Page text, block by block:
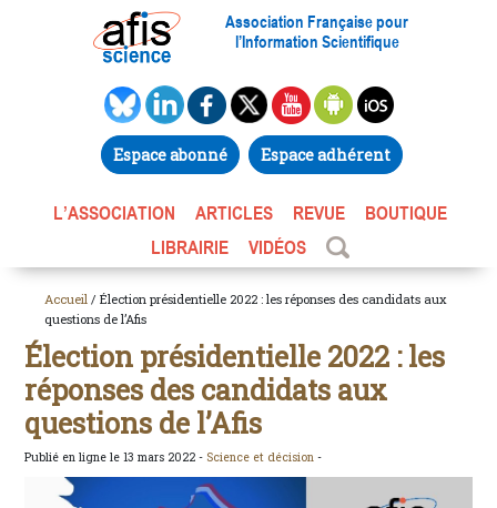
Association Française pour
l’Information Scientifique
Espace abonné Espace adhérent
L’ASSOCIATION ARTICLES REVUE
BOUTIQUE
LIBRAIRIE
VIDÉOS
Accueil / Élection présidentielle 2022 : les réponses des candidats aux
questions de l’Afis
Élection présidentielle 2022 : les
réponses des candidats aux
questions de l’Afis
Publié en ligne le 13 mars 2022 - Science et décision -